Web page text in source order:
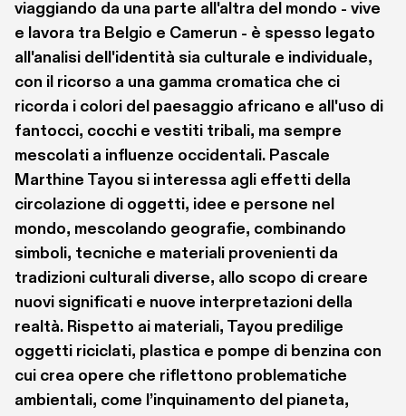
viaggiando da una parte all'altra del mondo - vive
e lavora tra Belgio e Camerun - è spesso legato
all'analisi dell'identità sia culturale e individuale,
con il ricorso a una gamma cromatica che ci
ricorda i colori del paesaggio africano e all'uso di
fantocci, cocchi e vestiti tribali, ma sempre
mescolati a influenze occidentali. Pascale
Marthine Tayou si interessa agli effetti della
circolazione di oggetti, idee e persone nel
mondo, mescolando geografie, combinando
simboli, tecniche e materiali provenienti da
tradizioni culturali diverse, allo scopo di creare
nuovi significati e nuove interpretazioni della
realtà. Rispetto ai materiali, Tayou predilige
oggetti riciclati, plastica e pompe di benzina con
cui crea opere che riflettono problematiche
ambientali, come l’inquinamento del pianeta,